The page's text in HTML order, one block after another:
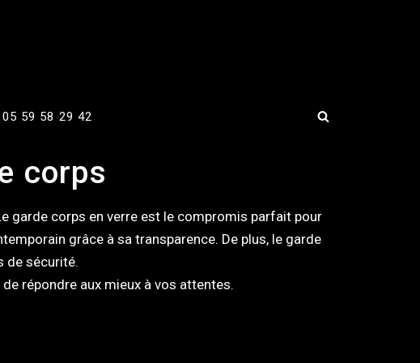
05 59 58 29 42
corps
garde corps en verre est le compromis parfait pour
grâce à sa transparence. De plus, le garde
de sécurité.
répondre aux mieux à vos attentes.